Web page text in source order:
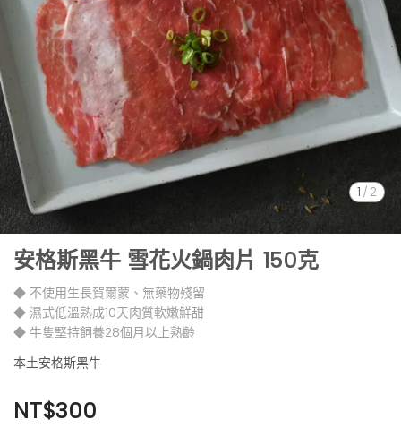
1 / 2
安格斯黑牛 雪花火鍋肉片 150克
◆ 不使用生長賀爾蒙、無藥物殘留
◆ 濕式低溫熟成10天肉質軟嫩鮮甜
◆ 牛隻堅持飼養28個月以上熟齡
本土安格斯黑牛
NT$300